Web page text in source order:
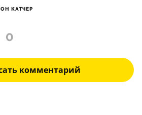
КАТЧЕР
0
комментарий